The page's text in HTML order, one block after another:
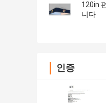
120in
니다
인증